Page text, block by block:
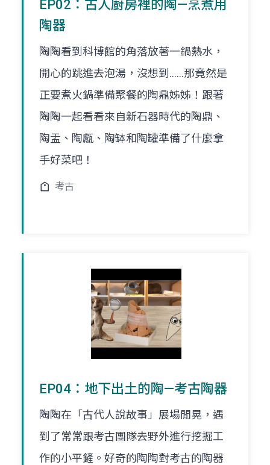
EP02：古人廚房裡的陶—烹煮用
陶器
陶陶看到科博館的角落放著一鍋熱水，
開心的跳進去泡湯，沒想到......那竟然是
正要煮火鍋準備聚餐的陶鼎姊姊！跟著
陶陶一起看看來自新石器時代的陶鼎、
陶盂、陶甗、陶缽和陶罐準備了什麼拿
手好菜吧！
考古
EP04：地下出土的陶—考古陶器
陶陶在「古代人說故事」展場閒晃，遇
到了常常跟考古團隊去野外進行挖掘工
作的小平鏟。好奇的陶陶對考古的陶器